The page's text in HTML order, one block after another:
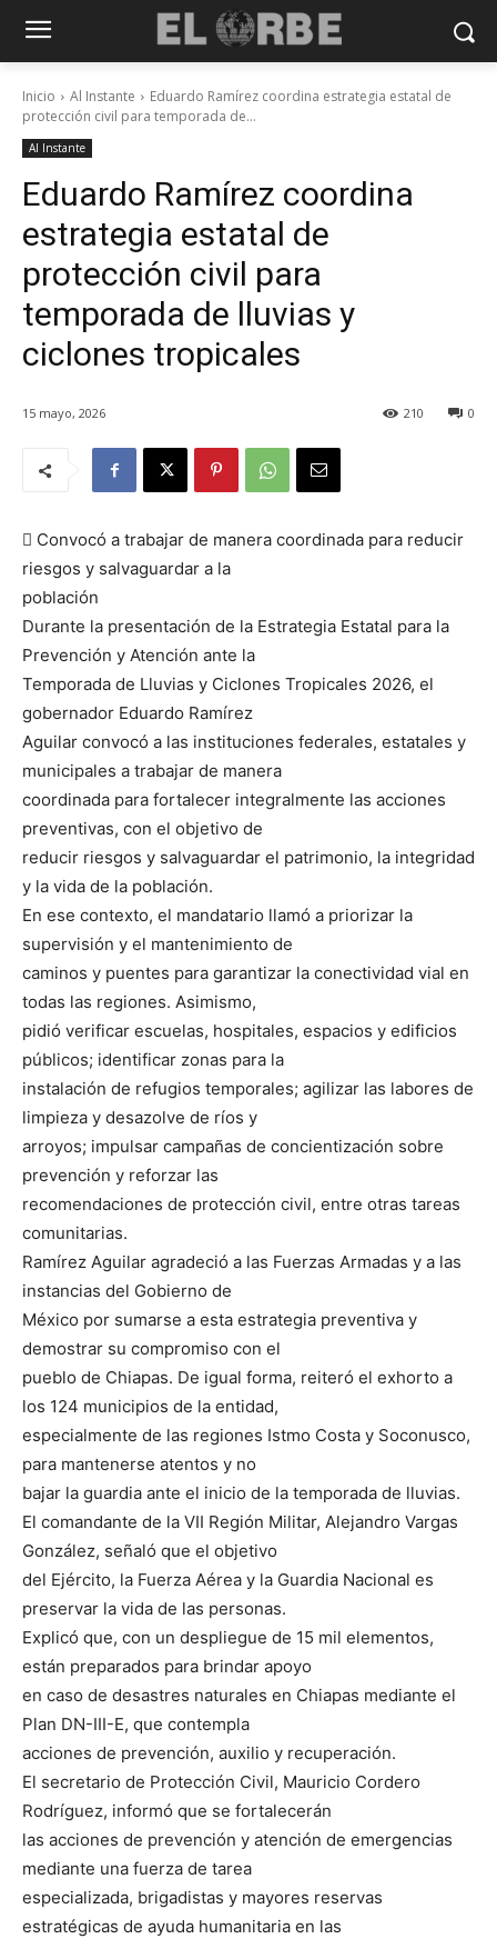
Inicio Al Instante
Eduardo Ramírez coordina estrategia estatal de
protección civil para temporada de...
Al Instante
Eduardo Ramírez coordina
estrategia estatal de
protección civil para
temporada de lluvias y
ciclones tropicales
15 mayo, 2026 0
210
 Convocó a trabajar de manera coordinada para reducir
riesgos y salvaguardar a la
población
Durante la presentación de la Estrategia Estatal para la
Prevención y Atención ante la
Temporada de Lluvias y Ciclones Tropicales 2026, el
gobernador Eduardo Ramírez
Aguilar convocó a las instituciones federales, estatales y
municipales a trabajar de manera
coordinada para fortalecer integralmente las acciones
preventivas, con el objetivo de
reducir riesgos y salvaguardar el patrimonio, la integridad
y la vida de la población.
En ese contexto, el mandatario llamó a priorizar la
supervisión y el mantenimiento de
caminos y puentes para garantizar la conectividad vial en
todas las regiones. Asimismo,
pidió verificar escuelas, hospitales, espacios y edificios
públicos; identificar zonas para la
instalación de refugios temporales; agilizar las labores de
limpieza y desazolve de ríos y
arroyos; impulsar campañas de concientización sobre
prevención y reforzar las
recomendaciones de protección civil, entre otras tareas
comunitarias.
Ramírez Aguilar agradeció a las Fuerzas Armadas y a las
instancias del Gobierno de
México por sumarse a esta estrategia preventiva y
demostrar su compromiso con el
pueblo de Chiapas. De igual forma, reiteró el exhorto a
los 124 municipios de la entidad,
especialmente de las regiones Istmo Costa y Soconusco,
para mantenerse atentos y no
bajar la guardia ante el inicio de la temporada de lluvias.
El comandante de la VII Región Militar, Alejandro Vargas
González, señaló que el objetivo
del Ejército, la Fuerza Aérea y la Guardia Nacional es
preservar la vida de las personas.
Explicó que, con un despliegue de 15 mil elementos,
están preparados para brindar apoyo
en caso de desastres naturales en Chiapas mediante el
Plan DN-III-E, que contempla
acciones de prevención, auxilio y recuperación.
El secretario de Protección Civil, Mauricio Cordero
Rodríguez, informó que se fortalecerán
las acciones de prevención y atención de emergencias
mediante una fuerza de tarea
especializada, brigadistas y mayores reservas
estratégicas de ayuda humanitaria en las